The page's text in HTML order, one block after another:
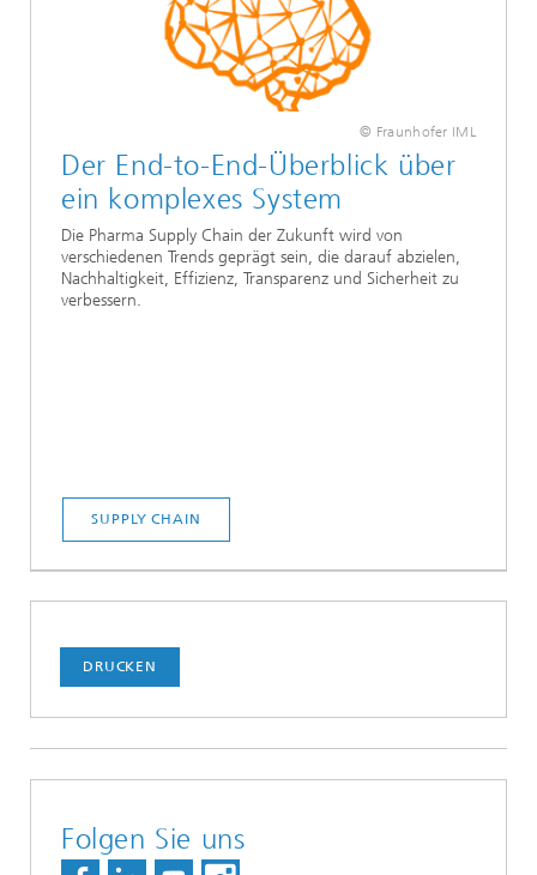
© Fraunhofer IML
Der End-to-End-Überblick über
ein komplexes System
Die Pharma Supply Chain der Zukunft wird von
verschiedenen Trends geprägt sein, die darauf abzielen,
Nachhaltigkeit, Effizienz, Transparenz und Sicherheit zu
verbessern.
SUPPLY CHAIN
DRUCKEN
Folgen Sie uns